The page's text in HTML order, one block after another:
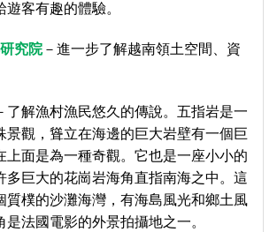
客有趣的體驗。
究院－進一步了解越南領土空間、資
了解漁村漁民悠久的傳說。五指岩是一
景觀，聳立在海邊的巨大岩壁有一個巨
上面是為一種奇觀。它也是一座小小的
多巨大的花崗岩海角直指南海之中。這
質樸的沙灘海灣，有海島風光和鄉土風
法國電影的外景拍攝地之一。